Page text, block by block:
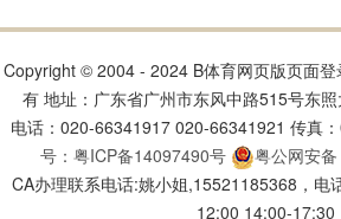
Copyright © 2004 - 2024 B体育网页版页面
有 地址：广东省广州市东风中路515号东
电话：020-66341917 020-66341921 传真
号：粤ICP备14097490号
粤公网安
CA办理联系电话:姚小姐,15521185368，电
12:00 14:00-17:30